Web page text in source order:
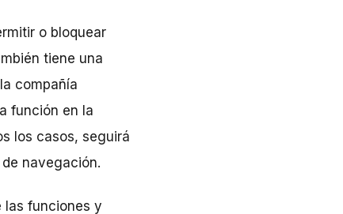
o bloquear
tiene una
compañía
función en la
los casos, seguirá
navegación.
las funciones y